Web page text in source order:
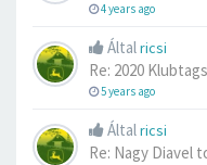
4 years ago
Általricsi
Re: 2020
5 years ago
Általricsi
Re: Nagy Diavel